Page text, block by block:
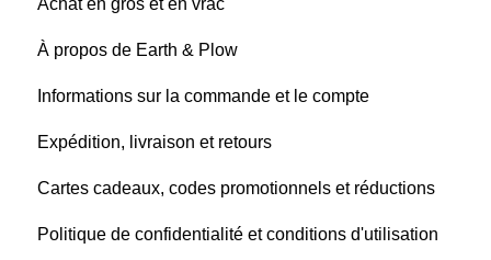
Achat en gros et en vrac
À propos de Earth & Plow
Informations sur la commande et le compte
Expédition, livraison et retours
Cartes cadeaux, codes promotionnels et réductions
Politique de confidentialité et conditions d'utilisation